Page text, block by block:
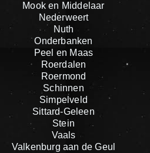
Mook en Middelaar
Nederweert
Nuth
Onderbanken
Peel en Maas
Roerdalen
Roermond
Schinnen
Simpelveld
Sittard-Geleen
Stein
Vaals
Valkenburg aan de Geul